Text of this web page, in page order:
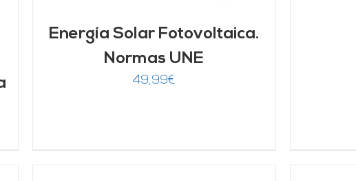
Energía Solar Fotovoltaica.
Normas UNE
49,99€